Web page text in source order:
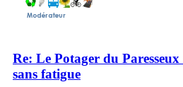
Re: Le Potager du
sans fatigue